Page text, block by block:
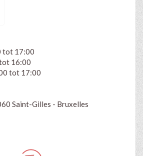
tot 17:00
16:00
tot 17:00
Saint-Gilles - Bruxelles